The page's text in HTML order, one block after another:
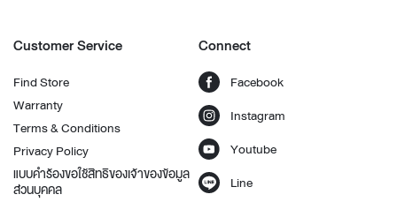
Customer Service
Find Store
Warranty
Terms & Conditions
Privacy Policy
แบบคำร้องขอใช้สิทธิของเจ้าของข้อมูล
ส่วนบุคคล
Connect
Facebook
Instagram
Youtube
Line